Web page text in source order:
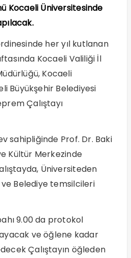
Kocaeli Üniversitesinde
her yıl kutlanan
Kocaeli Valiliği İl
Kocaeli
Büyükşehir Belediyesi
Çalıştayı
sahipliğinde Prof. Dr. Baki
Kültür Merkezinde
Üniversiteden
ve Belediye temsilcileri
9.00 da protokol
ve öğlene kadar
Çalıştayın öğleden